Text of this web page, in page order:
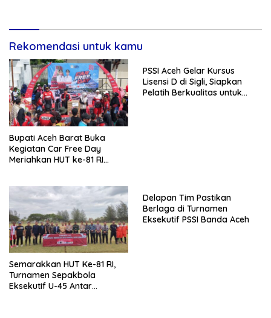
Rekomendasi untuk kamu
Bupati Aceh Barat Buka
Kegiatan Car Free Day
Meriahkan HUT ke-81 RI
PSSI Aceh Gelar Kursus
Lisensi D di Sigli, Siapkan
Pelatih Berkualitas untuk
Semarakkan HUT Ke-81 RI,
Turnamen Sepakbola
Eksekutif U-45 Antar
Delapan Tim Pastikan
Berlaga di Turnamen
Eksekutif PSSI Banda Aceh